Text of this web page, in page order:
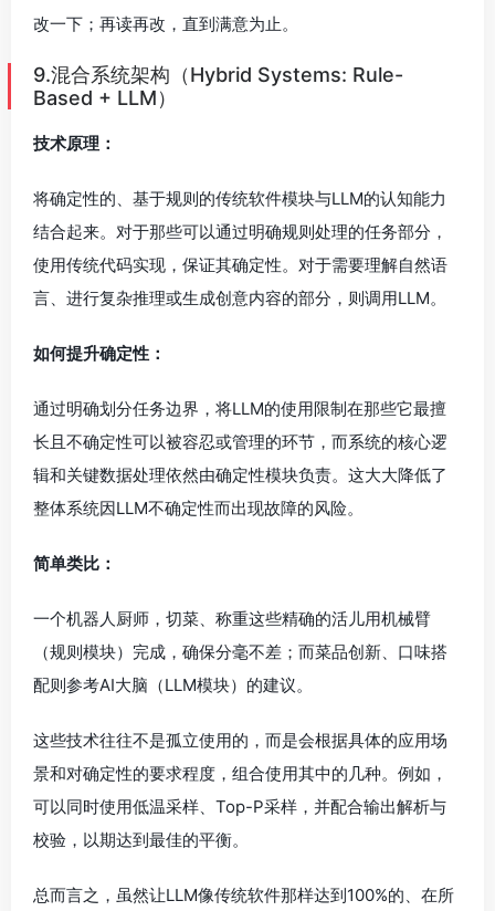
改一下；再读再改，直到满意为止。
9.混合系统架构（Hybrid Systems: Rule-
Based + LLM）
技术原理：
将确定性的、基于规则的传统软件模块与LLM的认知能力
结合起来。对于那些可以通过明确规则处理的任务部分，
使用传统代码实现，保证其确定性。对于需要理解自然语
言、进行复杂推理或生成创意内容的部分，则调用LLM。
如何提升确定性：
通过明确划分任务边界，将LLM的使用限制在那些它最擅
长且不确定性可以被容忍或管理的环节，而系统的核心逻
辑和关键数据处理依然由确定性模块负责。这大大降低了
整体系统因LLM不确定性而出现故障的风险。
简单类比：
一个机器人厨师，切菜、称重这些精确的活儿用机械臂
（规则模块）完成，确保分毫不差；而菜品创新、口味搭
配则参考AI大脑（LLM模块）的建议。
这些技术往往不是孤立使用的，而是会根据具体的应用场
景和对确定性的要求程度，组合使用其中的几种。例如，
可以同时使用低温采样、Top-P采样，并配合输出解析与
校验，以期达到最佳的平衡。
总而言之，虽然让LLM像传统软件那样达到100%的、在所